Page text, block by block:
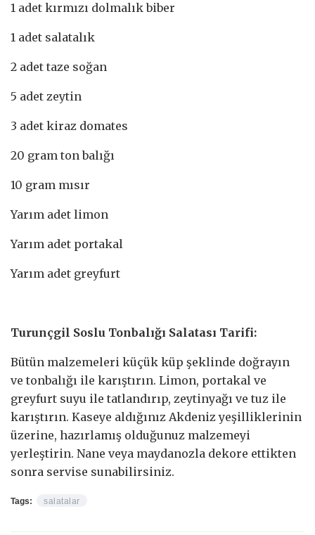
1 adet kırmızı dolmalık biber
1 adet salatalık
2 adet taze soğan
5 adet zeytin
3 adet kiraz domates
20 gram ton balığı
10 gram mısır
Yarım adet limon
Yarım adet portakal
Yarım adet greyfurt
Turunçgil Soslu Tonbalığı Salatası Tarifi:
Bütün malzemeleri küçük küp şeklinde doğrayın
ve tonbalığı ile karıştırın. Limon, portakal ve
greyfurt suyu ile tatlandırıp, zeytinyağı ve tuz ile
karıştırın. Kaseye aldığınız Akdeniz yeşilliklerinin
üzerine, hazırlamış olduğunuz malzemeyi
yerleştirin. Nane veya maydanozla dekore ettikten
sonra servise sunabilirsiniz.
Tags: salatalar